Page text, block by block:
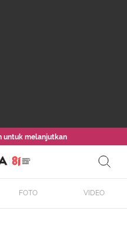
untuk melanjutkan
FOTO VIDEO